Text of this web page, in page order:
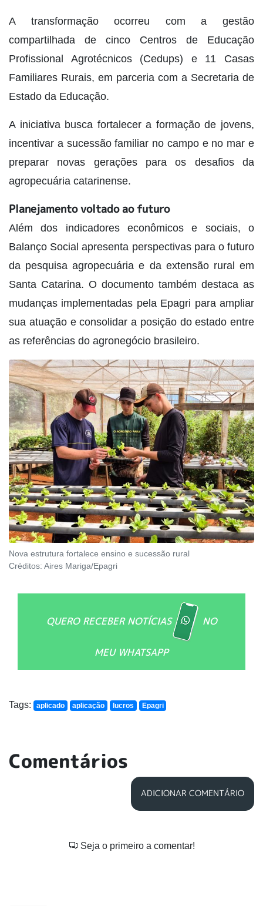
A transformação ocorreu com a gestão
compartilhada de cinco Centros de Educação
Profissional Agrotécnicos (Cedups) e 11 Casas
Familiares Rurais, em parceria com a Secretaria de
Estado da Educação.
A iniciativa busca fortalecer a formação de jovens,
incentivar a sucessão familiar no campo e no mar e
preparar novas gerações para os desafios da
agropecuária catarinense.
Planejamento voltado ao futuro
Além dos indicadores econômicos e sociais, o
Balanço Social apresenta perspectivas para o futuro
da pesquisa agropecuária e da extensão rural em
Santa Catarina. O documento também destaca as
mudanças implementadas pela Epagri para ampliar
sua atuação e consolidar a posição do estado entre
as referências do agronegócio brasileiro.
Nova estrutura fortalece ensino e sucessão rural
Créditos: Aires Mariga/Epagri
QUERO RECEBER NOTÍCIAS NO
MEU WHATSAPP
Tags: aplicado aplicação lucros Epagri
Comentários
ADICIONAR COMENTÁRIO
Seja o primeiro a comentar!